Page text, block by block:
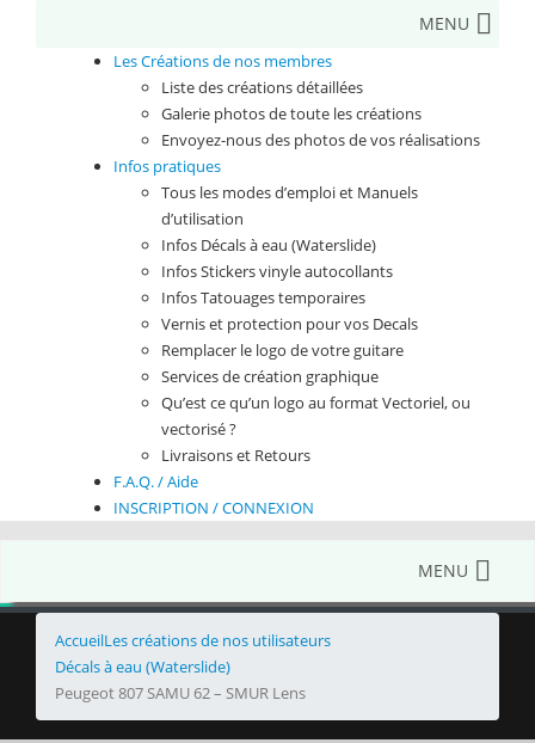
MENU
Les Créations de nos membres
Liste des créations détaillées
Galerie photos de toute les créations
Envoyez-nous des photos de vos réalisations
Infos pratiques
Tous les modes d’emploi et Manuels
d’utilisation
Infos Décals à eau (Waterslide)
Infos Stickers vinyle autocollants
Infos Tatouages temporaires
Vernis et protection pour vos Decals
Remplacer le logo de votre guitare
Services de création graphique
Qu’est ce qu’un logo au format Vectoriel, ou
vectorisé ?
Livraisons et Retours
F.A.Q. / Aide
INSCRIPTION / CONNEXION
MENU
AccueilLes créations de nos utilisateurs
Décals à eau (Waterslide)
Peugeot 807 SAMU 62 – SMUR Lens